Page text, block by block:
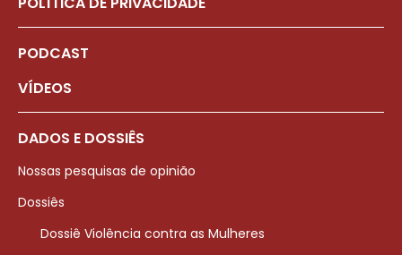
PODCAST
VÍDEOS
DADOS E DOSSIÊS
Nossas pesquisas de opinião
Dossiês
Dossiê Violência contra as Mulheres